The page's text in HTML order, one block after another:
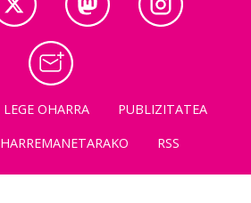
LEGE OHARRA
PUBLIZITATEA
HARREMANETARAKO RSS